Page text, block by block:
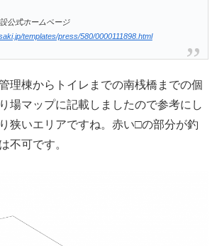
公式ホームページ
templates/press/580/0000111898.html
理棟からトイレまでの南桟橋までの個
場マップに記載しましたので参考にし
狭いエリアですね。赤い□の部分が釣
不可です。